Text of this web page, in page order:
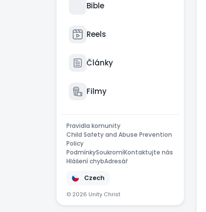
Bible
Reels
Články
Filmy
Pravidla komunity
Child Safety and Abuse Prevention
Policy
PodmínkySoukromíKontaktujte nás
Hlášení chybAdresář
Czech
© 2026 Unity Christ